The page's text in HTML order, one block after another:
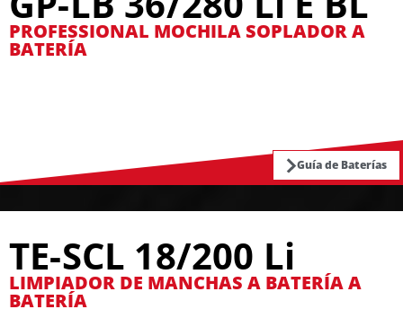
PROFESSIONAL MOCHILA SOPLADOR A
BATERÍA
Guía de Baterías
TE-SCL 18/200 Li
LIMPIADOR DE MANCHAS A BATERÍA A
BATERÍA